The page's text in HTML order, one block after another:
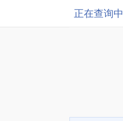
正在查询中